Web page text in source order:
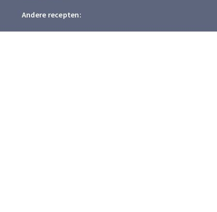
Andere recepten: